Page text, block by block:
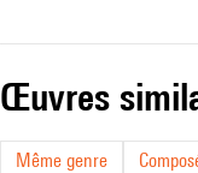
œuvres
Même genre